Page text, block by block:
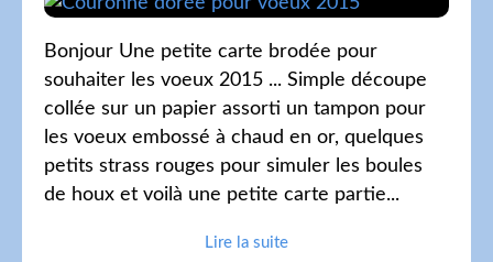
Bonjour Une petite carte brodée pour
souhaiter les voeux 2015 ... Simple découpe
collée sur un papier assorti un tampon pour
les voeux embossé à chaud en or, quelques
petits strass rouges pour simuler les boules
de houx et voilà une petite carte partie...
Lire la suite